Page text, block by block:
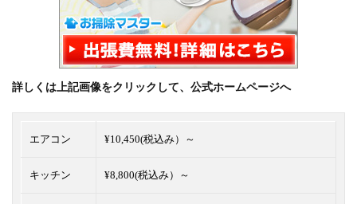
詳しくは上記画像をクリックして、公式ホームページへ
エアコン ¥10,450(税込み）～
キッチン ¥8,800(税込み）～